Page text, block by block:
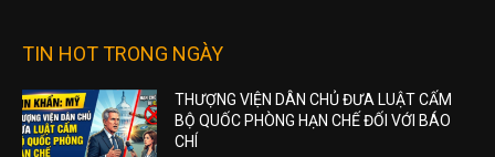
TIN HOT TRONG NGÀY
THƯỢNG VIỆN DÂN CHỦ ĐƯA LUẬT CẤM
BỘ QUỐC PHÒNG HẠN CHẾ ĐỐI VỚI BÁO
CHÍ